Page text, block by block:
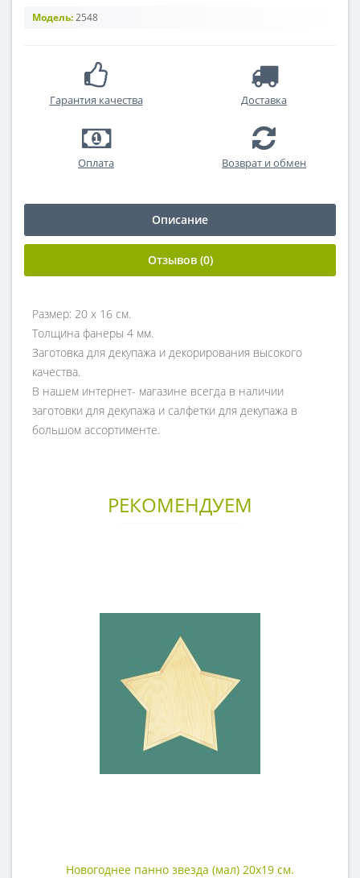
Модель:2548
Гарантия качества Доставка
Оплата Возврат и обмен
Описание
Отзывов (0)
Размер: 20 х 16 см.
Толщина фанеры 4 мм.
Заготовка для декупажа и декорирования высокого
качества.
В нашем интернет- магазине всегда в наличии
заготовки для декупажа и салфетки для декупажа в
большом ассортименте.
РЕКОМЕНДУЕМ
Новогоднее панно звезда (мал) 20х19 см.